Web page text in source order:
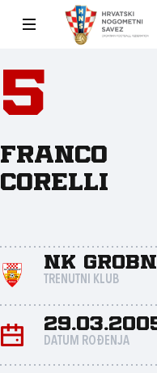
5
Franco
Corelli
NK
TRENUTNI KLUB
DATUM ROĐENJA